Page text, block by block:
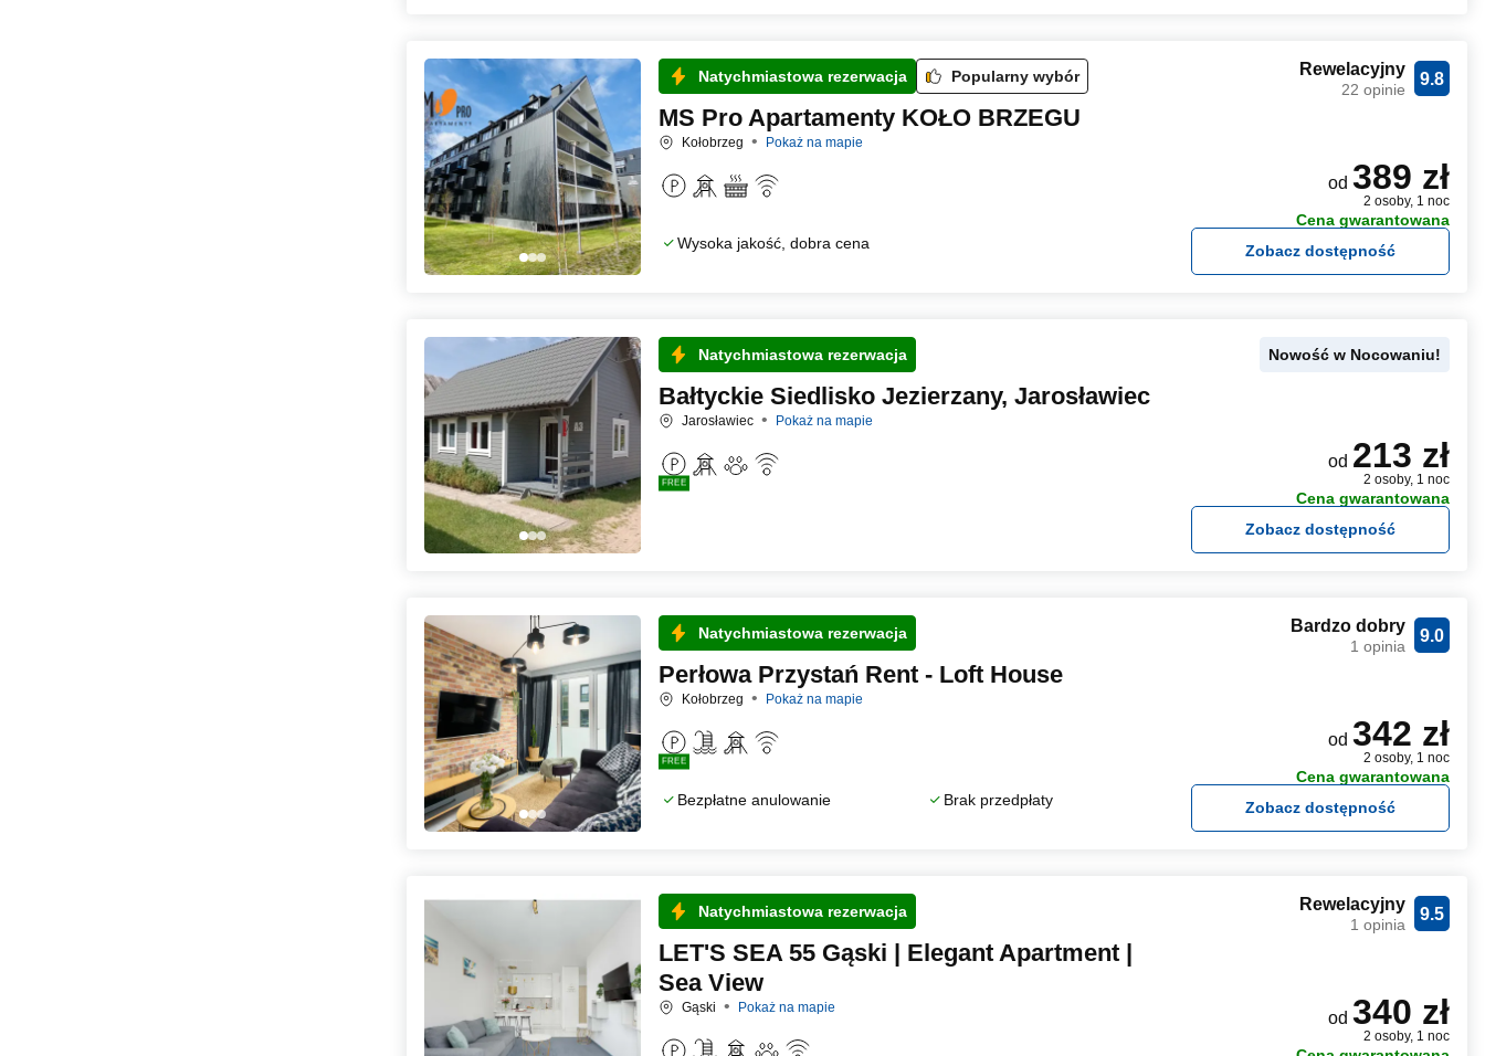
Natychmiastowa rezerwacja Popularny wybór
MS Pro Apartamenty KOŁO BRZEGU
Kołobrzeg Pokaż na mapie
Wysoka jakość, dobra cena
9.8
Rewelacyjny
22 opinie
od 389 zł
2 osoby, 1 noc
Cena gwarantowana
Zobacz dostępność
Natychmiastowa rezerwacja
Bałtyckie Siedlisko Jezierzany, Jarosławiec
Jarosławiec Pokaż na mapie
FREE
Nowość w Nocowaniu!
od 213 zł
2 osoby, 1 noc
Cena gwarantowana
Zobacz dostępność
Natychmiastowa rezerwacja
Perłowa Przystań Rent - Loft House
Kołobrzeg Pokaż na mapie
FREE
Bezpłatne anulowanie Brak przedpłaty
9.0
Bardzo dobry
1 opinia
od 342 zł
2 osoby, 1 noc
Cena gwarantowana
Zobacz dostępność
Natychmiastowa rezerwacja
LET'S SEA 55 Gąski | Elegant Apartment |
Sea View
Gąski Pokaż na mapie
9.5
Rewelacyjny
1 opinia
od 340 zł
2 osoby, 1 noc